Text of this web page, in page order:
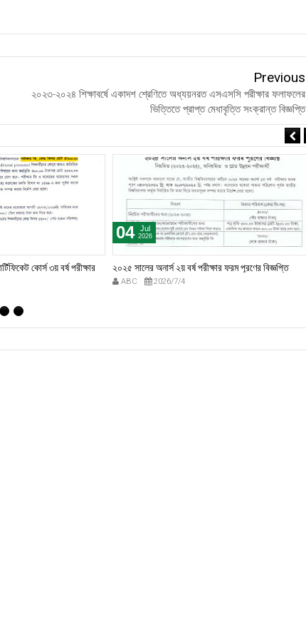
Previous
২০২৩-২০২৪ শিক্ষাবর্ষে একাদশ শ্রেণিতে অধ্যয়নরত এসএসসি পরীক্ষার ফলাফলের
ভিত্তিতে প্রাপ্ত মেধাবৃত্তি সংক্রান্ত বিজ্ঞপ্তি
কোর্স ৩য় বর্ষ পরীক্ষার
04 Jul
2026
২০২৫ সালের অনার্স ২য় বর্ষ পরীক্ষার ফরম পূরণের বিজ্ঞপ্তি
ABC 2026/7/4